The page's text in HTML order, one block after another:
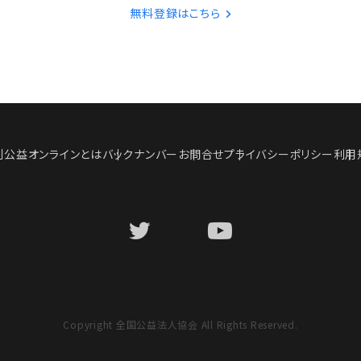
無料登録はこちら
益オンラインとはバックナンバー お問合せプライバシーポリシー利用
Copyright 全国公益法人協会 All Rights Reserved.